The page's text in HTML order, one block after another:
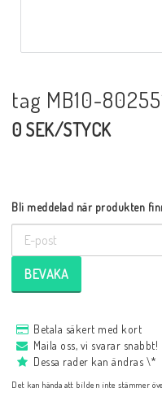
tag MB10-
0 SEK/STYCK
Bli meddelad när produkten
BEVAKA
Betala säkert med kort
Maila oss, vi svarar snabbt!
Dessa rader kan ändras \*
Det kan hända att bilden inte stämmer